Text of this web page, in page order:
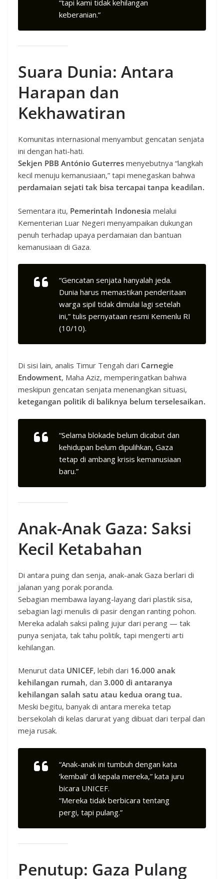
“tapi kami tidak kehilangan
keberanian.”
Suara Dunia: Antara
Harapan dan
Kekhawatiran
Komunitas internasional menyambut gencatan senjata
ini dengan hati-hati.
Sekjen PBB António Guterres menyebutnya “langkah
kecil menuju kemanusiaan,” tapi menegaskan bahwa
perdamaian sejati tak bisa tercapai tanpa keadilan.
Sementara itu, Pemerintah Indonesia melalui
Kementerian Luar Negeri menyampaikan dukungan
penuh terhadap upaya perdamaian dan bantuan
kemanusiaan di Gaza.
“Gencatan senjata hanyalah jeda.
Dunia harus memastikan penderitaan
warga sipil tidak dimulai lagi setelah
ini,” tulis pernyataan resmi Kemenlu RI
(10/10).
Di sisi lain, analis Timur Tengah dari Carnegie
Endowment, Maha Aziz, memperingatkan bahwa
meskipun gencatan senjata menenangkan situasi,
ketegangan politik di baliknya belum terselesaikan.
“Selama blokade belum dicabut dan
kehidupan belum dipulihkan, Gaza
tetap di ambang krisis kemanusiaan
baru.”
Anak-Anak Gaza: Saksi
Kecil Ketabahan
Di antara puing dan senja, anak-anak Gaza berlari di
jalanan yang porak poranda.
Sebagian membawa layang-layang dari plastik sisa,
sebagian lagi menulis di pasir dengan ranting pohon.
Mereka adalah saksi paling jujur dari perang — tak
punya senjata, tak tahu politik, tapi mengerti arti
kehilangan.
Menurut data UNICEF, lebih dari 16.000 anak
kehilangan rumah, dan 3.000 di antaranya
kehilangan salah satu atau kedua orang tua.
Meski begitu, banyak di antara mereka tetap
bersekolah di kelas darurat yang dibuat dari terpal dan
meja rusak.
“Anak-anak ini tumbuh dengan kata
‘kembali’ di kepala mereka,” kata juru
bicara UNICEF.
“Mereka tidak berbicara tentang
pergi, tapi pulang.”
Penutup: Gaza Pulang